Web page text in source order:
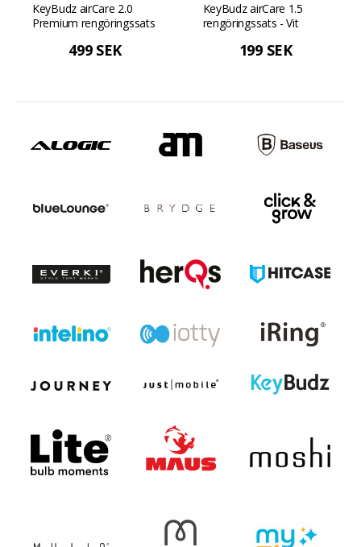
KeyBudz airCare 2.0
Premium rengöringssats
499 SEK
KeyBudz airCare 1.5
rengöringssats - Vit
199 SEK